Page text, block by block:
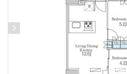
駅から徒歩
1分以内
5分以内
15分以内